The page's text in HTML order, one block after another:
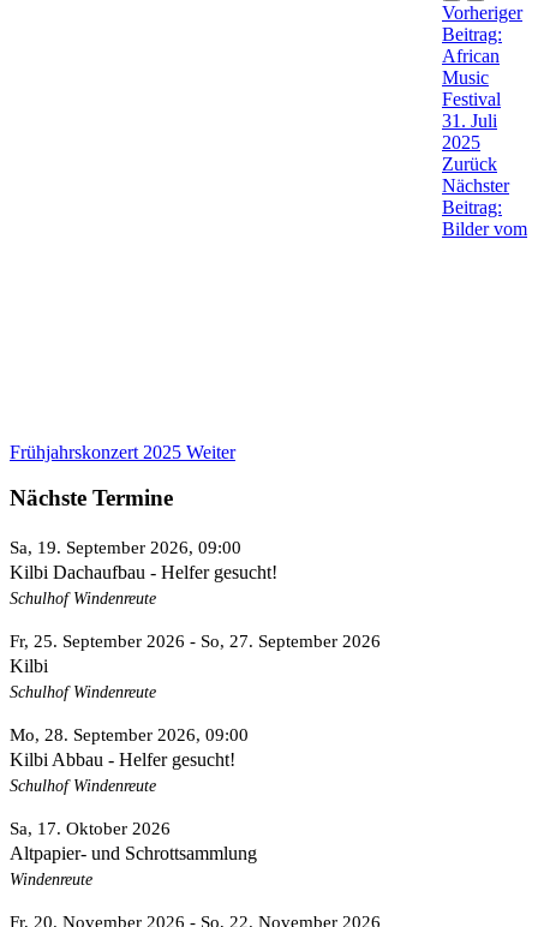
Vorheriger
Beitrag:
African
Music
Festival
31. Juli
2025
Zurück
Nächster
Beitrag:
Bilder vom
Frühjahrskonzert 2025 Weiter
Nächste Termine
Sa, 19. September 2026, 09:00
Kilbi Dachaufbau - Helfer gesucht!
Schulhof Windenreute
Fr, 25. September 2026 - So, 27. September 2026
Kilbi
Schulhof Windenreute
Mo, 28. September 2026, 09:00
Kilbi Abbau - Helfer gesucht!
Schulhof Windenreute
Sa, 17. Oktober 2026
Altpapier- und Schrottsammlung
Windenreute
Fr, 20. November 2026 - So, 22. November 2026